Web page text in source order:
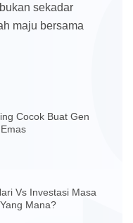
sekadar
maju bersama
Cocok Buat Gen
Vs Investasi Masa
Mana?